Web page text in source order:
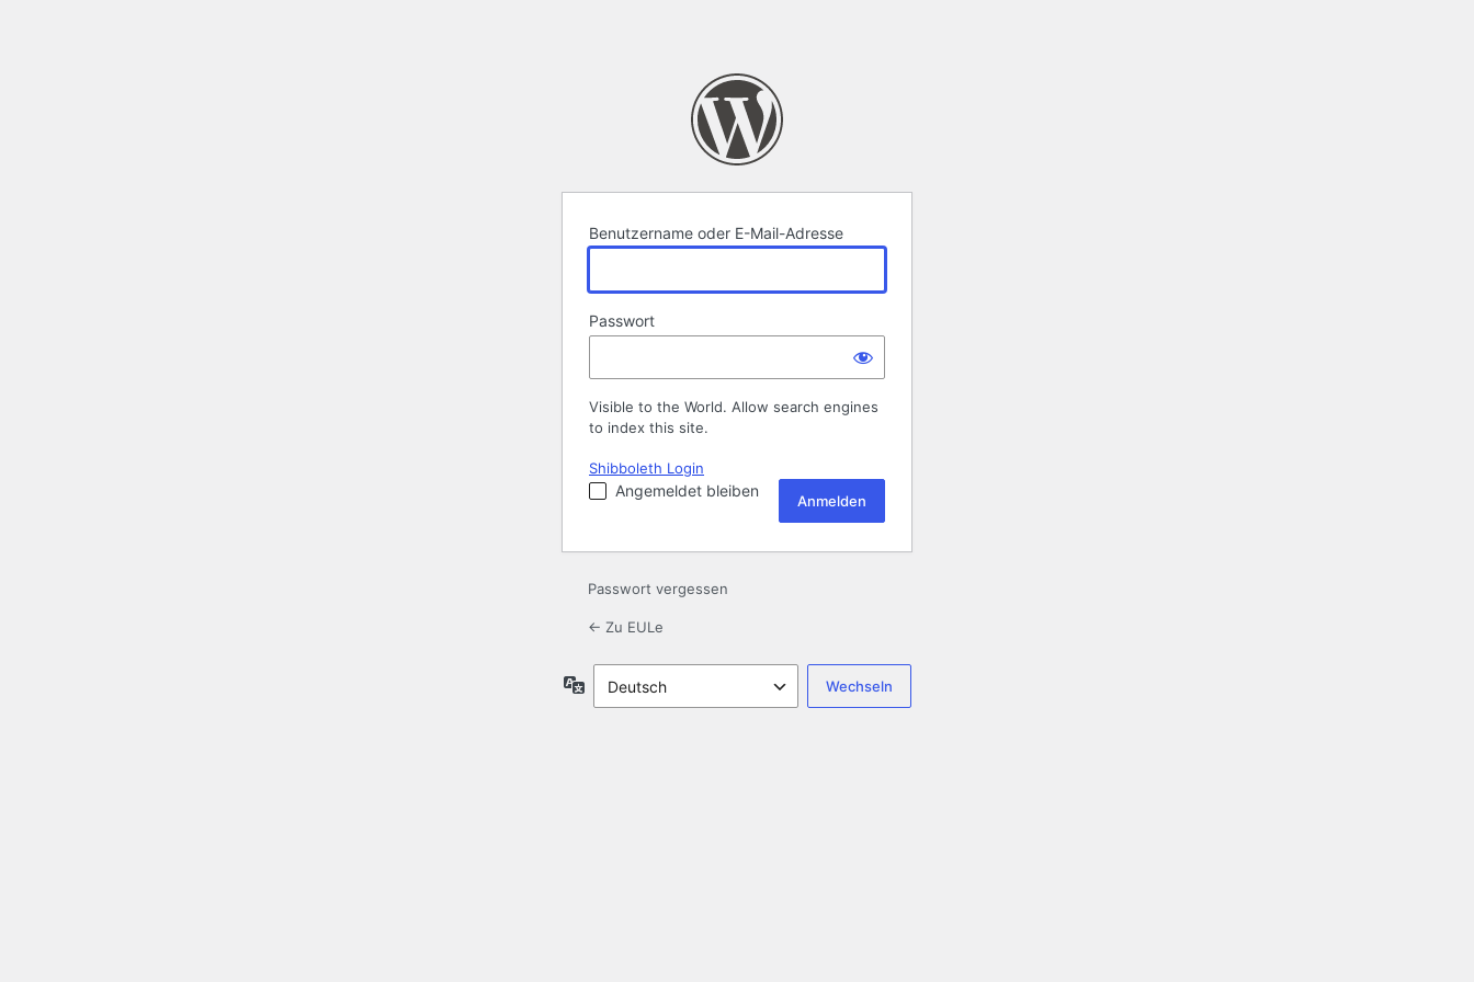
Benutzername oder E-Mail-Adresse
Passwort
Visible to the World. Allow search engines
to index this site.
Shibboleth Login
Angemeldet bleiben
Passwort vergessen
← Zu EULe
Sprache